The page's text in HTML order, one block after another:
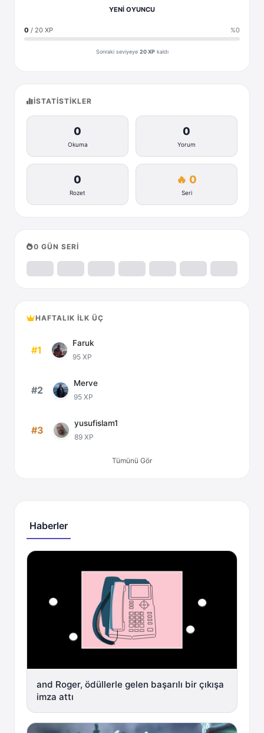
YENİ OYUNCU
0 / 20 XP %0
Sonraki seviyeye 20 XPkaldı
İSTATISTIKLER
0
Okuma
0
Yorum
0
Rozet
🔥 0
Seri
0 GÜN SERİ
HAFTALIK İLK ÜÇ
#1
Faruk
95 XP
#2
Merve
95 XP
#3
yusufislam1
89 XP
Tümünü Gör
Haberler
and Roger, ödüllerle gelen başarılı bir çıkışa
imza attı